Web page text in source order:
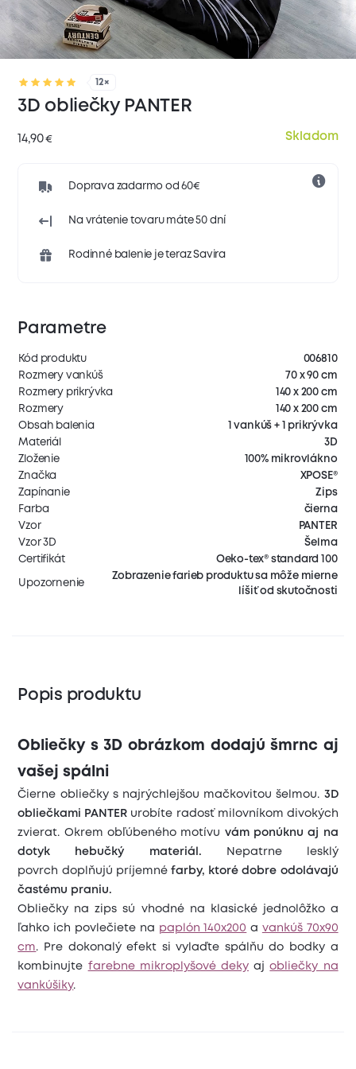
12×
3D obliečky PANTER
14,90€ Skladom
Doprava zadarmo od 60€
Na vrátenie tovaru máte 50 dní
Rodinné balenie je teraz Savira
Parametre
Kód produktu
006810
Rozmery vankúš
70 x 90 cm
Rozmery prikrývka
140 x 200 cm
Rozmery
140 x 200 cm
Obsah balenia
1 vankúš + 1 prikrývka
Materiál
3D
Zloženie
100% mikrovlákno
Značka
XPOSE®
Zapínanie
Zips
Farba
čierna
Vzor
PANTER
Vzor 3D
Šelma
Certifikát
Oeko-tex® standard 100
Upozornenie
Zobrazenie farieb produktu sa môže mierne
líšiť od skutočnosti
Popis produktu
Obliečky s 3D obrázkom dodajú šmrnc aj
vašej spálni
Čierne obliečky s najrýchlejšou mačkovitou šelmou. 3D
obliečkami PANTER urobíte radosť milovníkom divokých
zvierat. Okrem obľúbeného motívu vám ponúknu aj na
dotyk hebučký materiál.
Nepatrne lesklý
povrch doplňujú príjemné farby, ktoré dobre odolávajú
častému praniu.
Obliečky na zips sú vhodné na klasické jednolôžko a
ľahko ich povlečiete na
paplón 140x200 a vankúš 70x90
cm. Pre dokonalý efekt si vylaďte spálňu do bodky a
kombinujte farebne mikroplyšové deky ajobliečky na
vankúšiky.